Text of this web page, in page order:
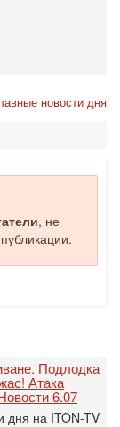
новости дня
, не
Подлодка
Атака
6.07
дня на ITON-TV